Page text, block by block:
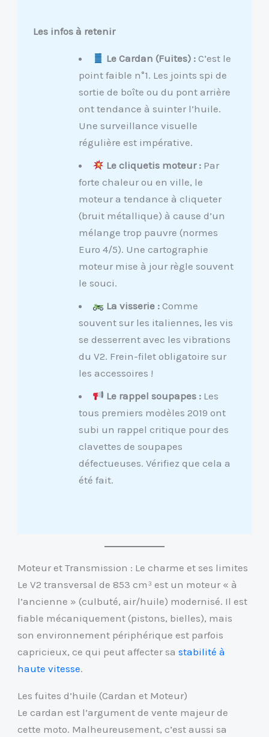
Les infos à retenir
Le Cardan (Fuites) : C’est le
point faible n°1. Les joints spi de
sortie de boîte ou du pont arrière
ont tendance à suinter l’huile.
Une surveillance visuelle
régulière est impérative.
Le cliquetis moteur : Par
forte chaleur ou en ville, le
moteur a tendance à cliqueter
(bruit métallique) à cause d’un
mélange trop pauvre (normes
Euro 4/5). Une cartographie
moteur mise à jour règle souvent
le souci.
La visserie : Comme
souvent sur les italiennes, les vis
se desserrent avec les vibrations
du V2. Frein-filet obligatoire sur
les accessoires !
Le rappel soupapes : Les
tous premiers modèles 2019 ont
subi un rappel critique pour des
clavettes de soupapes
défectueuses. Vérifiez que cela a
été fait.
Moteur et Transmission : Le charme et ses limites
Le V2 transversal de 853 cm³ est un moteur « à
l’ancienne » (culbuté, air/huile) modernisé. Il est
fiable mécaniquement (pistons, bielles), mais
son environnement périphérique est parfois
capricieux, ce qui peut affecter sastabilité à
haute vitesse.
Les fuites d’huile (Cardan et Moteur)
Le cardan est l’argument de vente majeur de
cette moto. Malheureusement, c’est aussi sa